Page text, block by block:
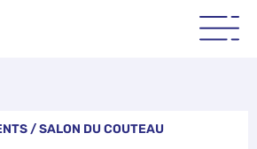
cookies
/SALON DU COUTEAU